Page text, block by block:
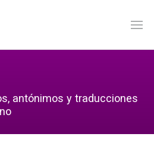
antónimos y traducciones